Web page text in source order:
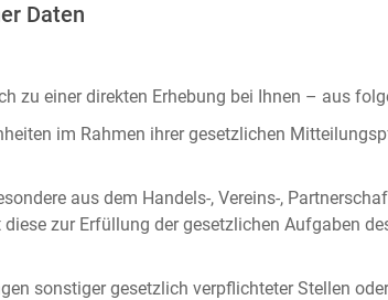
Daten
zu einer direkten Erhebung bei Ihnen – aus
im Rahmen ihrer gesetzlichen
aus dem Handels-, Vereins-,
zur Erfüllung der gesetzlichen Aufgaben
sonstiger gesetzlich verpflichteter Stellen